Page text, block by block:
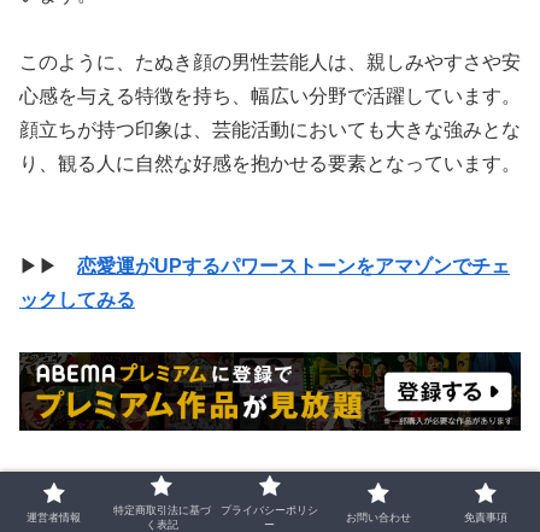
このように、たぬき顔の男性芸能人は、親しみやすさや安
心感を与える特徴を持ち、幅広い分野で活躍しています。
顔立ちが持つ印象は、芸能活動においても大きな強みとな
り、観る人に自然な好感を抱かせる要素となっています。
▶▶ 恋愛運がUPするパワーストーンをアマゾンでチェ
ックしてみる
運営者情報
特定商取引法に基づ
く表記
プライバシーポリシ
ー
お問い合わせ 免責事項